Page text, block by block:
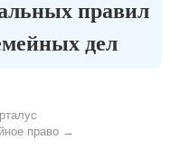
правил
дел
право →